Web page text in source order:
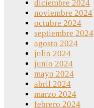
diciembre 2024
noviembre 2024
octubre 2024
septiembre 2024
agosto 2024
julio 2024
junio 2024
mayo 2024
abril 2024
marzo 2024
febrero 2024